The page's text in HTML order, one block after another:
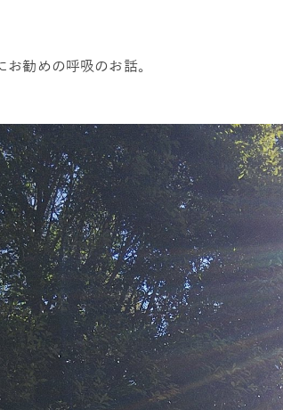
勧めの呼吸のお話。